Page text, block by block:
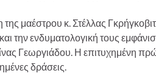
μαέστρου κ. Στέλλας
την ενδυματολογική τους
Γεωργιάδου. Η επιτυχημένη
δράσεις.